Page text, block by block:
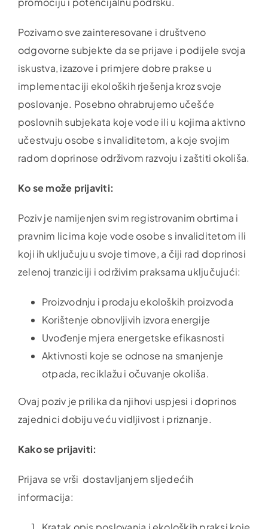
Pozivamo sve zainteresovane i društveno
odgovorne subjekte da se prijave i podijele svoja
iskustva, izazove i primjere dobre prakse u
implementaciji ekoloških rješenja kroz svoje
poslovanje. Posebno ohrabrujemo učešće
poslovnih subjekata koje vode ili u kojima aktivno
učestvuju osobe s invaliditetom, a koje svojim
radom doprinose održivom razvoju i zaštiti okoliša.
Ko se može prijaviti:
Poziv je namijenjen svim registrovanim obrtima i
pravnim licima koje vode osobe s invaliditetom ili
koji ih uključuju u svoje timove, a čiji rad doprinosi
zelenoj tranziciji i održivim praksama uključujući:
Proizvodnju i prodaju ekoloških proizvoda
Korištenje obnovljivih izvora energije
Uvođenje mjera energetske efikasnosti
Aktivnosti koje se odnose na smanjenje
otpada, reciklažu i očuvanje okoliša.
Ovaj poziv je prilika da njihovi uspjesi i doprinos
zajednici dobiju veću vidljivost i priznanje.
Kako se prijaviti:
Prijava se vrši dostavljanjem sljedećih
informacija: